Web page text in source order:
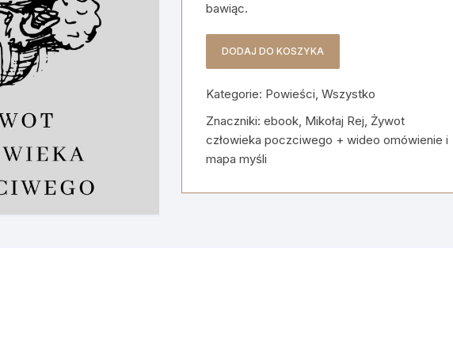
bawiąc.
człowieka
poczciwego
+
wideo
i
DODAJ DO KOSZYKA
Kategorie: Powieści,Wszystko
Znaczniki:ebook, Mikołaj Rej, Żywot
człowieka poczciwego + wideo omówienie i
mapa myśli